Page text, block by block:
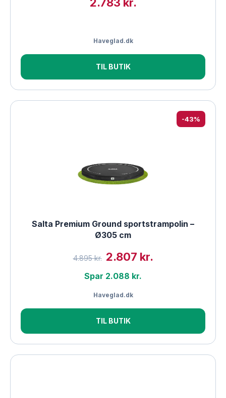
Haveglad.dk
TIL BUTIK
-43%
Salta Premium Ground sportstrampolin –
Ø305 cm
4.895 kr. 2.807 kr.
Spar 2.088 kr.
Haveglad.dk
TIL BUTIK